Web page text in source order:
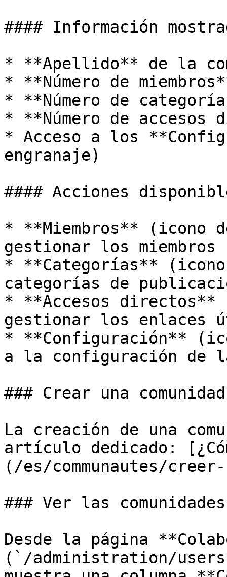
#### Información
* **Apellido** de la
* **Número de
* **Número de
* **Número de accesos
* Acceso a los
engranaje)
#### Acciones
* **Miembros** (icono
gestionar los miembros
* **Categorías**
categorías de
* **Accesos
gestionar los enlaces
* **Configuración**
a la configuración de
### Crear una comunidad
La creación de una
artículo dedicado:
(/es/communautes/creer-
### Ver las
Desde la página
(`/administration/